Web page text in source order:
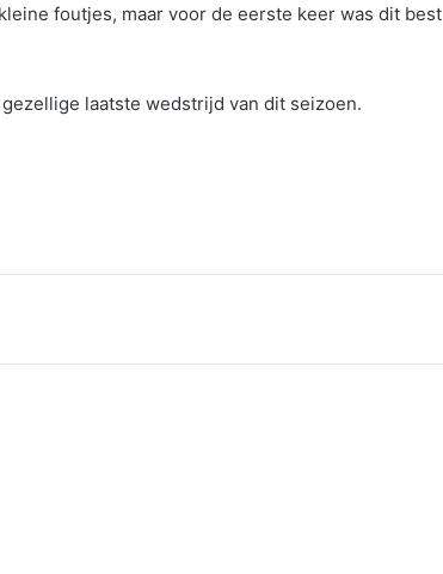
foutjes, maar voor de eerste keer was dit best
laatste wedstrijd van dit seizoen.